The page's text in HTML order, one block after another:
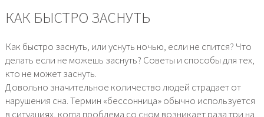
КАК БЫСТРО ЗАСНУТЬ
Как быстро заснуть, или уснуть ночью, если не спится? Что
делать если не можешь заснуть? Советы и способы для тех,
кто не может заснуть.
Довольно значительное количество людей страдает от
нарушения сна. Термин «бессонница» обычно используется
в ситуациях, когда проблема со сном возникает раза три на